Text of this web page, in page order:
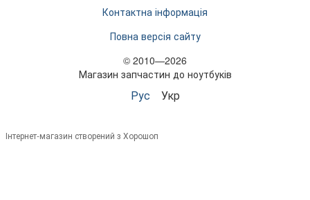
Контактна інформація
Повна версія сайту
© 2010—2026
Магазин запчастин до ноутбуків
Рус Укр
Інтернет-магазин створений з Хорошоп